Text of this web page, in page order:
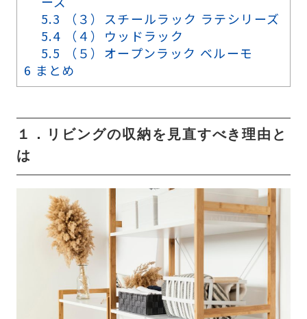
5.3 （３）スチールラック ラテシリーズ
5.4 （４）ウッドラック
5.5 （５）オープンラック ベルーモ
6 まとめ
１．リビングの収納を見直すべき理由と
は